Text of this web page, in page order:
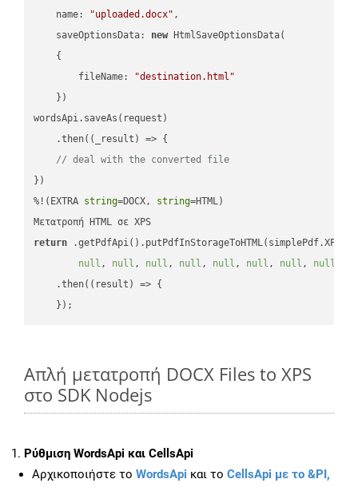
name: "uploaded.docx" ,
saveOptionsData: new HtmlSaveOptionsData(
    {
fileName:
"destination.html"
    })
wordsApi.saveAs(request)
    .then(
( _result ) => {
// deal with the converted file
})
%!(EXTRA string=DOCX, string=HTML)
return
null , null , null , null , null , null , null , null
    .then(
( result ) => {
Απλή μετατροπή DOCX Files to XPS
στο SDK Nodejs
Ρύθμιση WordsApi και CellsApi
Αρχικοποιήστε το WordsApi και το CellsApi με το &PI,